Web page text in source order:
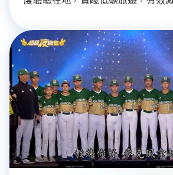
行，曾帶90歲長者騎行。同時，提
教育與裝備，增強運動自信。嶺客
地單車驛站合作，構築共榮低碳體
方發展。嶺客讓永續成為人人可及
引領社區走向更平等、健康的未來